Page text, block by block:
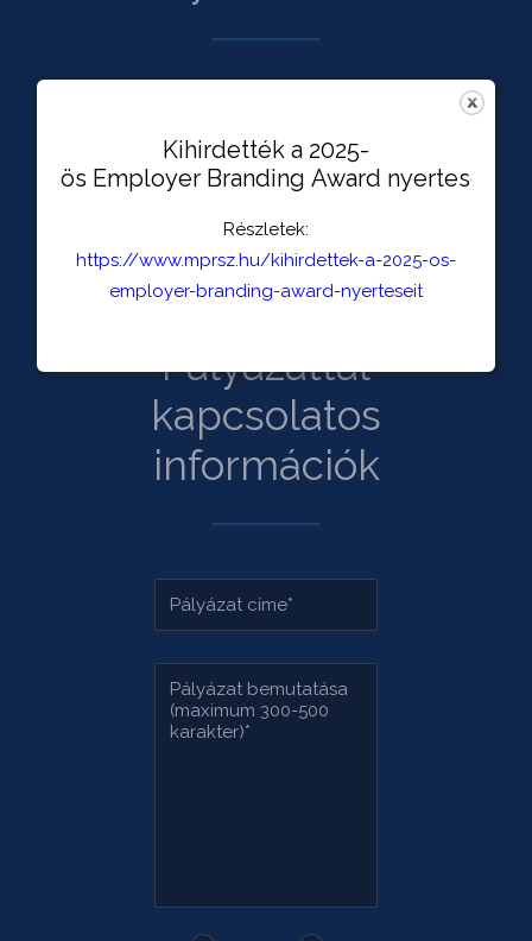
Pályázattal
kapcsolatos
információk
Kihirdették a 2025-
ös Employer Branding Award nyerteseit
Részletek:
https://www.mprsz.hu/kihirdettek-a-2025-os-
employer-branding-award-nyerteseit